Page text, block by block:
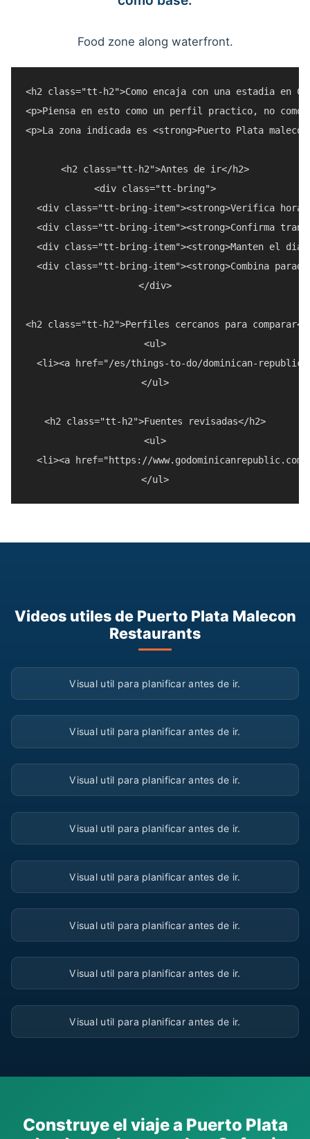
Food zone along waterfront.
<h2 class="tt-h2">Como encaja con una estadia en
<p>Piensa en esto como un perfil practico, no
<p>La zona indicada es <strong>Puerto Plata
<h2 class="tt-h2">Antes de ir</h2>
<div class="tt-bring">
<div class="tt-bring-item"><strong>Verifica
<div class="tt-bring-item"><strong>Confirma
<div class="tt-bring-item"><strong>Manten el
<div class="tt-bring-item"><strong>Combina
</div>
<h2 class="tt-h2">Perfiles cercanos para comparar</
<ul>
<li><a href="/es/things-to-do/dominican-
</ul>
<h2 class="tt-h2">Fuentes revisadas</h2>
<ul>
<li><a href="https://
Videos utiles de Puerto Plata Malecon
Restaurants
▶
Visual util para planificar antes de ir.
▶
Visual util para planificar antes de ir.
▶
Visual util para planificar antes de ir.
▶
Visual util para planificar antes de ir.
▶
Visual util para planificar antes de ir.
▶
Visual util para planificar antes de ir.
▶
Visual util para planificar antes de ir.
▶
Visual util para planificar antes de ir.
Construye el viaje a Puerto Plata